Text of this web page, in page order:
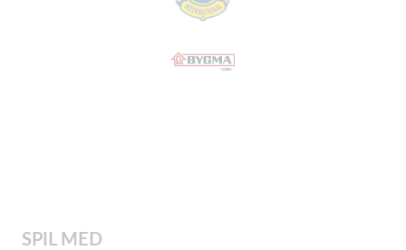
SPIL MED